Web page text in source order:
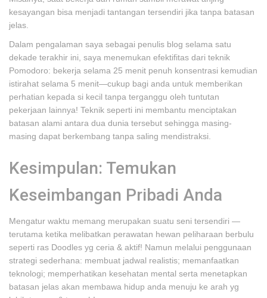
kesayangan bisa menjadi tantangan tersendiri jika tanpa batasan
jelas.
Dalam pengalaman saya sebagai penulis blog selama satu
dekade terakhir ini, saya menemukan efektifitas dari teknik
Pomodoro: bekerja selama 25 menit penuh konsentrasi kemudian
istirahat selama 5 menit—cukup bagi anda untuk memberikan
perhatian kepada si kecil tanpa terganggu oleh tuntutan
pekerjaan lainnya! Teknik seperti ini membantu menciptakan
batasan alami antara dua dunia tersebut sehingga masing-
masing dapat berkembang tanpa saling mendistraksi.
Kesimpulan: Temukan
Keseimbangan Pribadi Anda
Mengatur waktu memang merupakan suatu seni tersendiri —
terutama ketika melibatkan perawatan hewan peliharaan berbulu
seperti ras Doodles yg ceria & aktif! Namun melalui penggunaan
strategi sederhana: membuat jadwal realistis; memanfaatkan
teknologi; memperhatikan kesehatan mental serta menetapkan
batasan jelas akan membawa hidup anda menuju ke arah yg